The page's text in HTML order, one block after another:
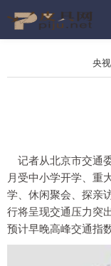
央
记者从北京市交通
月受中小学开学、重
学、休闲聚会、探亲
行将呈现交通压力突
预计早晚高峰交通指